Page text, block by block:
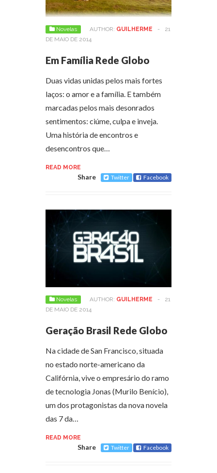
Novelas AUTHOR: GUILHERME -
21
DE MAIO DE 2014
Em Família Rede Globo
Duas vidas unidas pelos mais fortes
laços: o amor e a família. E também
marcadas pelos mais desonrados
sentimentos: ciúme, culpa e inveja.
Uma história de encontros e
desencontros que…
READ MORE
Share Twitter Facebook
Novelas AUTHOR: GUILHERME -
21
DE MAIO DE 2014
Geração Brasil Rede Globo
Na cidade de San Francisco, situada
no estado norte-americano da
Califórnia, vive o empresário do ramo
de tecnologia Jonas (Murilo Benício),
um dos protagonistas da nova novela
das 7 da…
READ MORE
Share Twitter Facebook